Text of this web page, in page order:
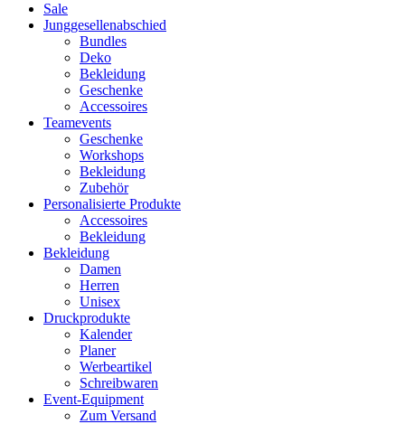
Sale
Junggesellenabschied
Bundles
Deko
Bekleidung
Geschenke
Accessoires
Teamevents
Geschenke
Workshops
Bekleidung
Zubehör
Personalisierte Produkte
Accessoires
Bekleidung
Bekleidung
Damen
Herren
Unisex
Druckprodukte
Kalender
Planer
Werbeartikel
Schreibwaren
Event-Equipment
Zum Versand